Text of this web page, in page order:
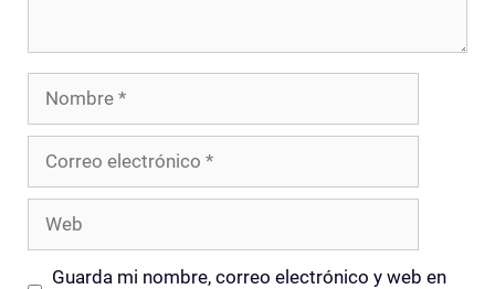
Nombre
Correo
Web
Guarda mi nombre, correo electrónico y web en